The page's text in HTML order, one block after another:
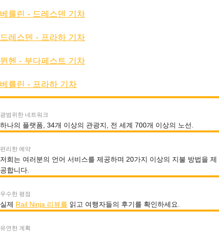
베를린 - 드레스덴 기차
드레스덴 - 프라하 기차
뮌헨 - 부다페스트 기차
베를린 - 프라하 기차
광범위한 네트워크
하나의 플랫폼, 34개 이상의 관광지, 전 세계 700개 이상의 노선.
편리한 예약
저희는 여러분의 언어 서비스를 제공하며 20가지 이상의 지불 방법을 제
공합니다.
우수한 평점
실제 Rail Ninja 리뷰를 읽고 여행자들의 후기를 확인하세요.
유연한 계획